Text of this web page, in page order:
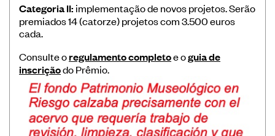
Categoria II: implementação de novos projetos. Serão
premiados 14 (catorze) projetos com 3.500 euros
cada.
Consulte oregulamento completoe oguia de
inscriçãodo Prêmio.